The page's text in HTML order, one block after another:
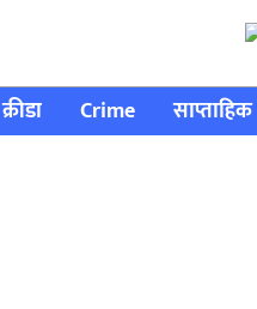
क्रीडा Crime साप्ताहिक